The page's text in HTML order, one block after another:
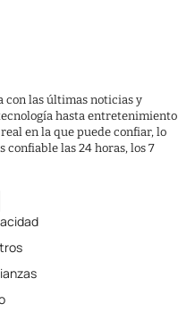
con las últimas noticias y
hasta entretenimiento
en la que puede confiar, lo
confiable las 24 horas, los 7